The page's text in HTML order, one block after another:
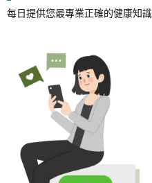
每日提供您最專業正確的健康知識